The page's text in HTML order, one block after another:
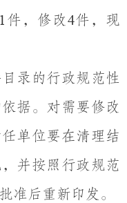
件，修改4件，现
录的行政规范性
据。对需要修改
单位要在清理结
并按照行政规范
准后重新印发。